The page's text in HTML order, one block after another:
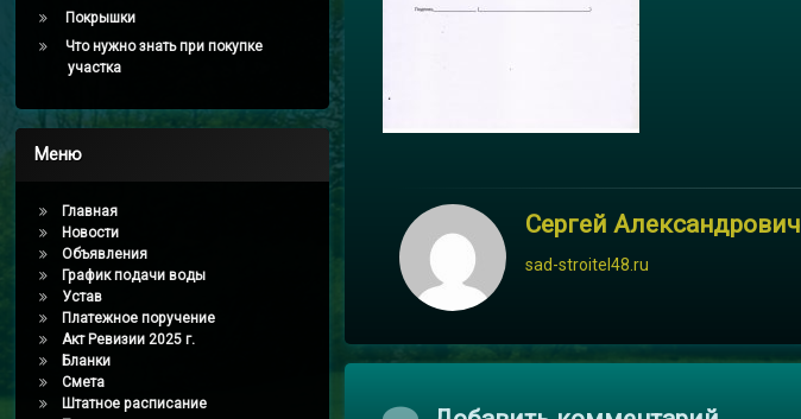
Сергей Александрович
sad-stroitel48.ru
Покрышки
Что нужно знать при покупке
участка
Меню
Главная
Новости
Объявления
График подачи воды
Устав
Платежное поручение
Акт Ревизии 2025 г.
Бланки
Смета
Штатное расписание